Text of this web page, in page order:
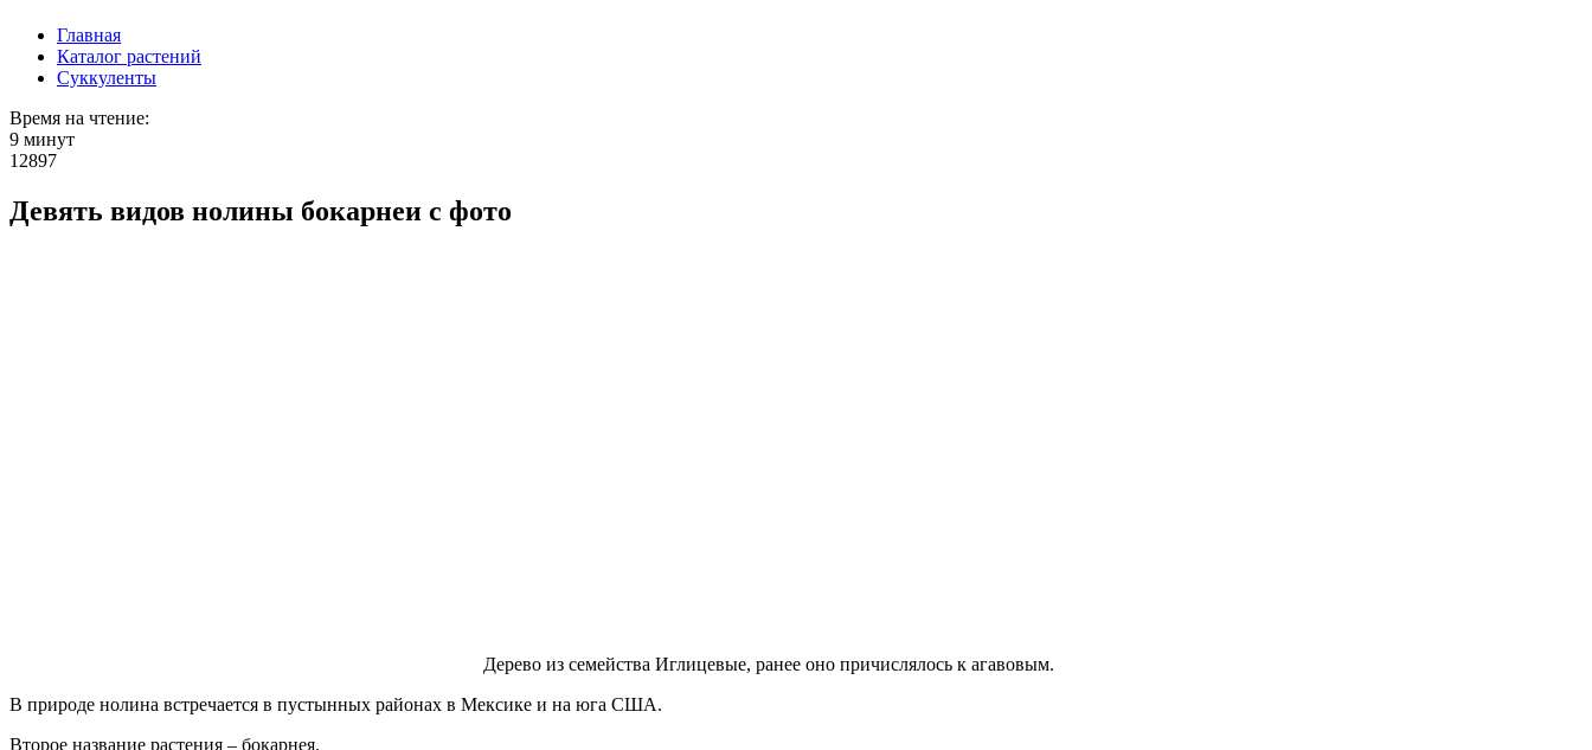
Главная
Каталог растений
Суккуленты
Время на чтение:
9 минут
12897
Девять видов нолины бокарнеи с фото
Дерево из семейства Иглицевые, ранее оно причислялось к агавовым.
В природе нолина встречается в пустынных районах в Мексике и на юга США.
Второе название растения – бокарнея.